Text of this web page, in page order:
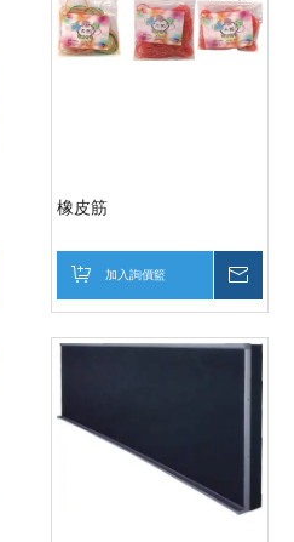
橡皮筋
加入詢價籃